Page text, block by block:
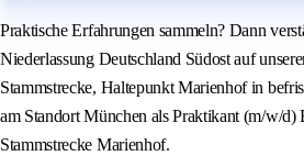
Praktische Erfahrungen sammeln? Dann
Niederlassung Deutschland Südost auf
Stammstrecke, Haltepunkt Marienhof in
am Standort München als Praktikant (m/w/d)
Stammstrecke Marienhof.